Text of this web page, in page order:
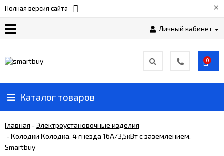
Полная версия сайта ×
Личный кабинет
Прайс-
0
Каталог товаров
Главная -Электроустановочные изделия
-Колодки Колодка, 4 гнезда 16А/3,5кВт с заземлением,
Smartbuy